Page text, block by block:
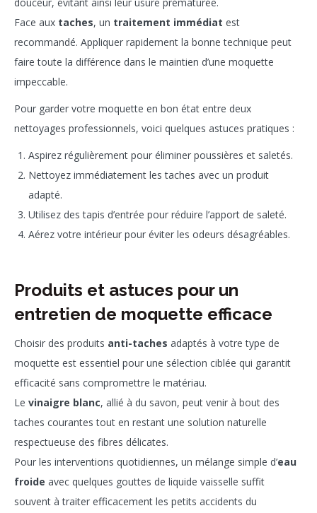
Face aux taches, un traitement immédiat est
recommandé. Appliquer rapidement la bonne technique peut
faire toute la différence dans le maintien d’une moquette
impeccable.
Pour garder votre moquette en bon état entre deux
nettoyages professionnels, voici quelques astuces pratiques :
Aspirez régulièrement pour éliminer poussières et saletés.
Nettoyez immédiatement les taches avec un produit
adapté.
Utilisez des tapis d’entrée pour réduire l’apport de saleté.
Aérez votre intérieur pour éviter les odeurs désagréables.
Produits et astuces pour un
entretien de moquette efficace
Choisir des produits anti-taches adaptés à votre type de
moquette est essentiel pour une sélection ciblée qui garantit
efficacité sans compromettre le matériau.
Le vinaigre blanc, allié à du savon, peut venir à bout des
taches courantes tout en restant une solution naturelle
respectueuse des fibres délicates.
Pour les interventions quotidiennes, un mélange simple d’eau
froide avec quelques gouttes de liquide vaisselle suffit
souvent à traiter efficacement les petits accidents du